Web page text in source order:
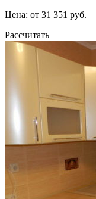
Цена: от 31 351 руб.
Рассчитать